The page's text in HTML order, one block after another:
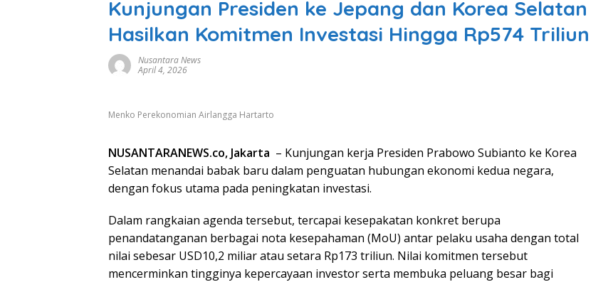
Kunjungan Presiden ke Jepang dan Korea Selatan
Hasilkan Komitmen Investasi Hingga Rp574 Triliun
Nusantara News
April 4, 2026
Menko Perekonomian Airlangga Hartarto
NUSANTARANEWS.co, Jakarta – Kunjungan kerja Presiden Prabowo Subianto ke Korea
Selatan menandai babak baru dalam penguatan hubungan ekonomi kedua negara,
dengan fokus utama pada peningkatan investasi.
Dalam rangkaian agenda tersebut, tercapai kesepakatan konkret berupa
penandatanganan berbagai nota kesepahaman (MoU) antar pelaku usaha dengan total
nilai sebesar USD10,2 miliar atau setara Rp173 triliun. Nilai komitmen tersebut
mencerminkan tingginya kepercayaan investor serta membuka peluang besar bagi